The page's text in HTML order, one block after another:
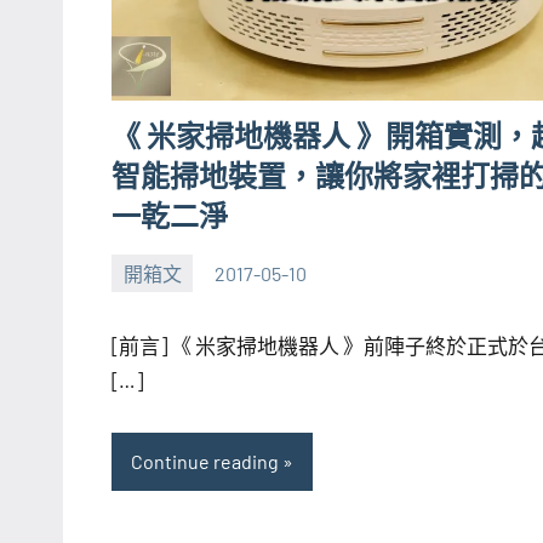
《 米家掃地機器人 》開箱實測，
智能掃地裝置，讓你將家裡打掃
一乾二淨
開箱文 2017-05-10
黃
橘
[前言] 《 米家掃地機器人 》前陣子終於正式於
[…]
Continue reading